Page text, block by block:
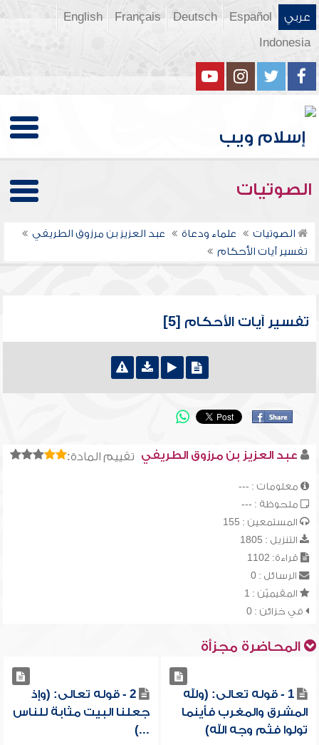
عربي Español
Deutsch
Français
English
Indonesia
الصوتيات
الصوتيات علماء ودعاة
عبد العزيز بن مرزوق الطريفي
تفسير آيات الأحكام
تفسير آيات الأحكام [5]
تقييم المادة: عبد العزيز بن مرزوق الطريفي
معلومات : ---
ملحوظة : ---
المستمعين : 155
التنزيل : 1805
قراءة: 1102
الرسائل : 0
المقيميّن : 1
في خزائن : 0
المحاضرة مجزأة
1 - قوله تعالى: (ولله
المشرق والمغرب فأينما
تولوا فثم وجه الله)
2 - قوله تعالى: (وإذ
جعلنا البيت مثابة للناس
...)